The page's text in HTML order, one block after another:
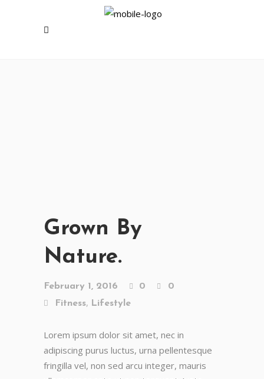
Grown By
Nature.
February 1, 2016 0
0
Fitness, Lifestyle
Lorem ipsum dolor sit amet, nec in
adipiscing purus luctus, urna pellentesque
fringilla vel, non sed arcu integer, mauris